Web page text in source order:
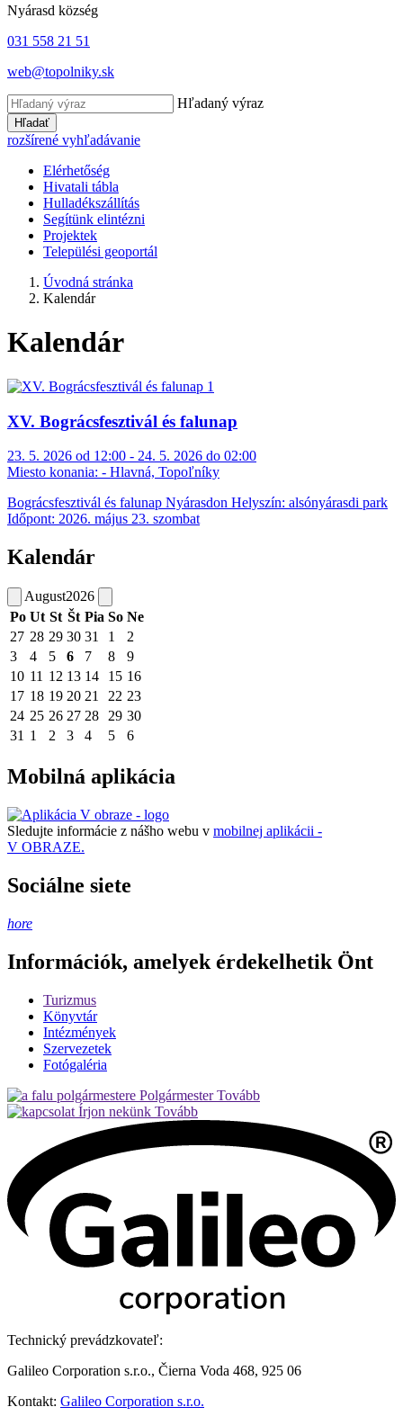
Nyárasd község
031 558 21 51
web@topolniky.sk
Hľadaný výraz
Hľadať
rozšírené vyhľadávanie
Elérhetőség
Hivatali tábla
Hulladékszállítás
Segítünk elintézni
Projektek
Települési geoportál
Úvodná stránka
Kalendár
Kalendár
XV. Bográcsfesztivál és falunap
23. 5. 2026 od 12:00 - 24. 5. 2026 do 02:00
Miesto konania: - Hlavná, Topoľníky
Bográcsfesztivál és falunap Nyárasdon Helyszín: alsónyárasdi park
Időpont: 2026. május 23. szombat
Kalendár
August2026
Po Ut St Št Pia So Ne
27 28 29 30 31 1
2
3
4 5 6 7 8
9
10 11 12 13 14 15 16
17 18 19 20 21 22 23
24 25 26 27 28 29 30
31 1 2 3 4 5 6
Mobilná aplikácia
Sledujte informácie z nášho webu v mobilnej aplikácii -
V OBRAZE.
Sociálne siete
hore
Információk, amelyek érdekelhetik Önt
Turizmus
Könyvtár
Intézmények
Szervezetek
Fotógaléria
Polgármester Tovább
Írjon nekünk Tovább
Technický prevádzkovateľ:
Galileo Corporation s.r.o., Čierna Voda 468, 925 06
Kontakt: Galileo Corporation s.r.o.